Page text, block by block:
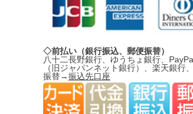
◇前払い（銀行振込、郵便振替）
八十二長野銀行、ゆうちょ銀行、
（旧ジャパンネット銀行）、楽天銀行
振替→振込先口座